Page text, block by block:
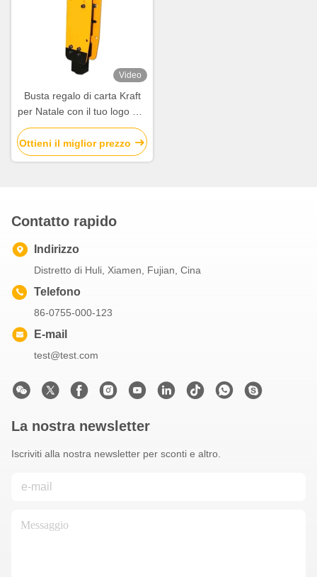
Video
Busta regalo di carta Kraft
per Natale con il tuo logo per
la festa di Natale
Ottieni il miglior prezzo
Contatto rapido
Indirizzo
Distretto di Huli, Xiamen, Fujian, Cina
Telefono
86-0755-000-123
E-mail
test@test.com
La nostra newsletter
Iscriviti alla nostra newsletter per sconti e altro.